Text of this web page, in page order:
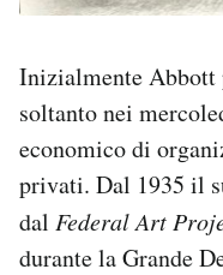
Inizialmente Abbott
soltanto nei
economico di
privati. Dal 1935 il
dal Federal Art
durante la Grande